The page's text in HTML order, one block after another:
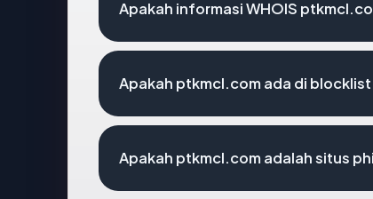
Apakah informasi WHOIS
Apakah ptkmcl.com ada di blocklist
Apakah ptkmcl.com adalah situs